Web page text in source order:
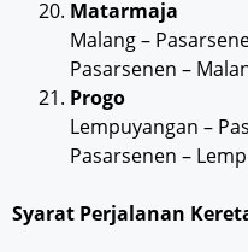
Matarmaja
Malang –
Pasarsenen –
Progo
Lempuyangan –
Pasarsenen –
Syarat Perjalanan